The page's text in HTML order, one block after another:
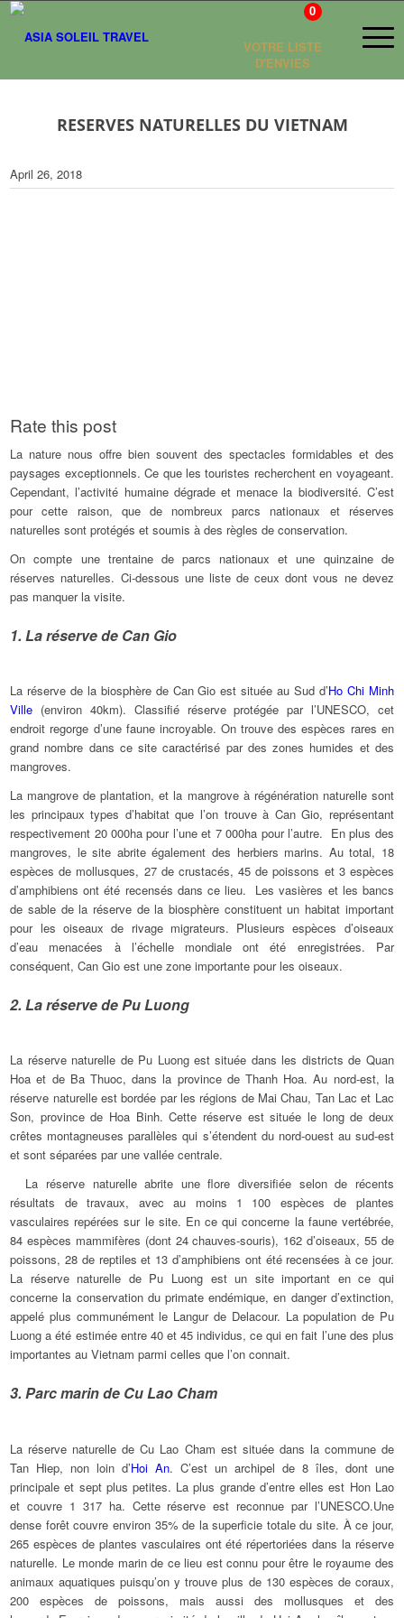
VOTRE LISTE
D'ENVIES
0
RESERVES NATURELLES DU VIETNAM
April 26, 2018
Rate this post
La nature nous offre bien souvent des spectacles formidables et des
paysages exceptionnels. Ce que les touristes recherchent en voyageant.
Cependant, l’activité humaine dégrade et menace la biodiversité. C’est
pour cette raison, que de nombreux parcs nationaux et réserves
naturelles sont protégés et soumis à des règles de conservation.
On compte une trentaine de parcs nationaux et une quinzaine de
réserves naturelles. Ci-dessous une liste de ceux dont vous ne devez
pas manquer la visite.
1. La réserve de Can Gio
La réserve de la biosphère de Can Gio est située au Sud d’Ho Chi Minh
Ville (environ 40km). Classifié réserve protégée par l’UNESCO, cet
endroit regorge d’une faune incroyable. On trouve des espèces rares en
grand nombre dans ce site caractérisé par des zones humides et des
mangroves.
La mangrove de plantation, et la mangrove à régénération naturelle sont
les principaux types d’habitat que l’on trouve à Can Gio, représentant
respectivement 20 000ha pour l’une et 7 000ha pour l’autre. En plus des
mangroves, le site abrite également des herbiers marins. Au total, 18
espèces de mollusques, 27 de crustacés, 45 de poissons et 3 espèces
d’amphibiens ont été recensés dans ce lieu. Les vasières et les bancs
de sable de la réserve de la biosphère constituent un habitat important
pour les oiseaux de rivage migrateurs. Plusieurs espèces d’oiseaux
d’eau menacées à l’échelle mondiale ont été enregistrées. Par
conséquent, Can Gio est une zone importante pour les oiseaux.
2. La réserve de Pu Luong
La réserve naturelle de Pu Luong est située dans les districts de Quan
Hoa et de Ba Thuoc, dans la province de Thanh Hoa. Au nord-est, la
réserve naturelle est bordée par les régions de Mai Chau, Tan Lac et Lac
Son, province de Hoa Binh. Cette réserve est située le long de deux
crêtes montagneuses parallèles qui s’étendent du nord-ouest au sud-est
et sont séparées par une vallée centrale.
La réserve naturelle abrite une flore diversifiée selon de récents
résultats de travaux, avec au moins 1 100 espèces de plantes
vasculaires repérées sur le site. En ce qui concerne la faune vertébrée,
84 espèces mammifères (dont 24 chauves-souris), 162 d’oiseaux, 55 de
poissons, 28 de reptiles et 13 d’amphibiens ont été recensées à ce jour.
La réserve naturelle de Pu Luong est un site important en ce qui
concerne la conservation du primate endémique, en danger d’extinction,
appelé plus communément le Langur de Delacour. La population de Pu
Luong a été estimée entre 40 et 45 individus, ce qui en fait l’une des plus
importantes au Vietnam parmi celles que l’on connait.
3. Parc marin de Cu Lao Cham
La réserve naturelle de Cu Lao Cham est située dans la commune de
Tan Hiep, non loin d’Hoi An. C’est un archipel de 8 îles, dont une
principale et sept plus petites. La plus grande d’entre elles est Hon Lao
et couvre 1 317 ha. Cette réserve est reconnue par l’UNESCO.Une
dense forêt couvre environ 35% de la superficie totale du site. À ce jour,
265 espèces de plantes vasculaires ont été répertoriées dans la réserve
naturelle. Le monde marin de ce lieu est connu pour être le royaume des
animaux aquatiques puisqu’on y trouve plus de 130 espèces de coraux,
200 espèces de poissons, mais aussi des mollusques et des